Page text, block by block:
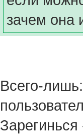
зачем она
Всего-